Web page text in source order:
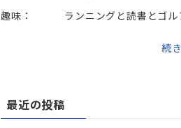
趣味：
ランニングと読書とゴル
続
最近の投稿